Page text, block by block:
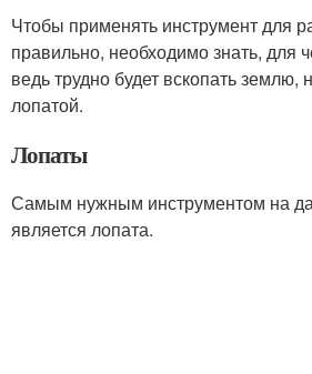
Чтобы применять инструмент для
правильно, необходимо знать, для
ведь трудно будет вскопать землю,
лопатой.
Лопаты
Самым нужным инструментом на
является лопата.